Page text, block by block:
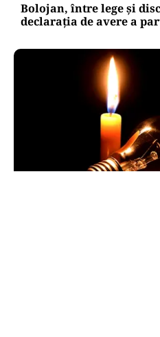
Bolojan, între lege și
declarația de avere a